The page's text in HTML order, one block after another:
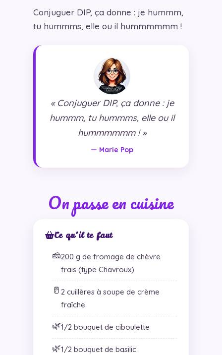
Conjuguer DIP, ça donne : je hummm,
tu hummms, elle ou il hummmmmm !
« Conjuguer DIP, ça donne : je
hummm, tu hummms, elle ou il
hummmmmm ! »
— Marie Pop
On passe en cuisine
Ce qu’il te faut
🧀200 g de fromage de chèvre
frais (type Chavroux)
🥛 2 cuillères à soupe de crème
fraîche
🌿1/2 bouquet de ciboulette
🌿1/2 bouquet de basilic